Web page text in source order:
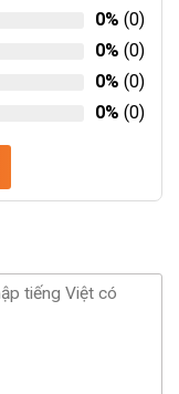
0% (0)
0% (0)
0% (0)
0% (0)